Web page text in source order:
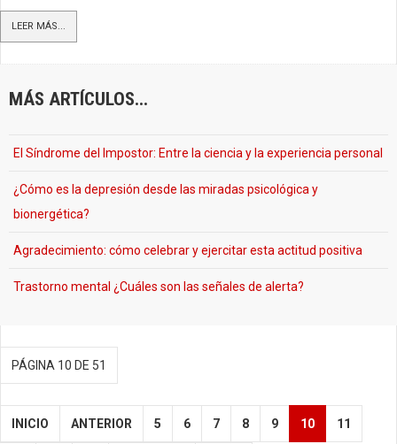
LEER MÁS...
MÁS ARTÍCULOS...
El Síndrome del Impostor: Entre la ciencia y la experiencia personal
¿Cómo es la depresión desde las miradas psicológica y
bionergética?
Agradecimiento: cómo celebrar y ejercitar esta actitud positiva
Trastorno mental ¿Cuáles son las señales de alerta?
PÁGINA 10 DE 51
INICIO ANTERIOR 5 6 7 8 9 10 11